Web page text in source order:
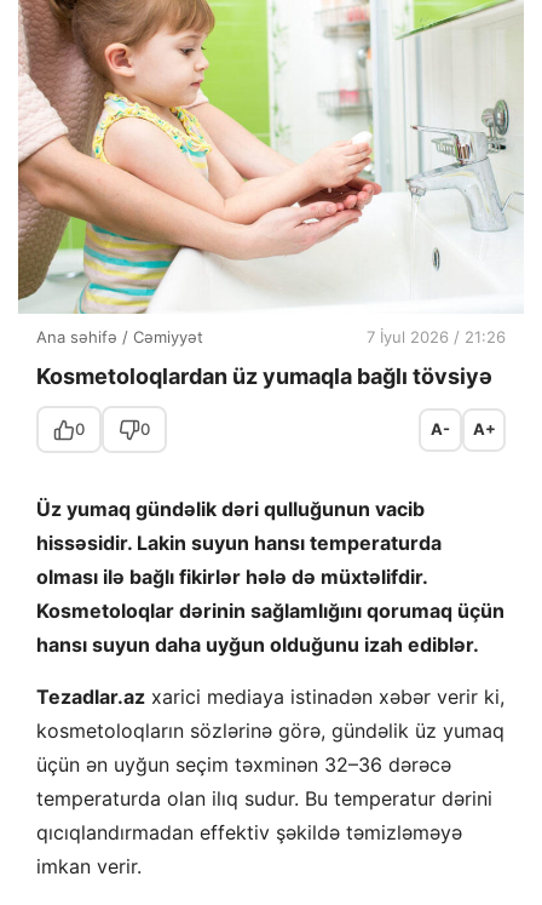
Ana səhifə / Cəmiyyət 7 İyul 2026 / 21:26
Kosmetoloqlardan üz yumaqla bağlı tövsiyə
0 0 A- A+
Üz yumaq gündəlik dəri qulluğunun vacib
hissəsidir. Lakin suyun hansı temperaturda
olması ilə bağlı fikirlər hələ də müxtəlifdir.
Kosmetoloqlar dərinin sağlamlığını qorumaq üçün
hansı suyun daha uyğun olduğunu izah ediblər.
Tezadlar.az xarici mediaya istinadən xəbər verir ki,
kosmetoloqların sözlərinə görə, gündəlik üz yumaq
üçün ən uyğun seçim təxminən 32–36 dərəcə
temperaturda olan ilıq sudur. Bu temperatur dərini
qıcıqlandırmadan effektiv şəkildə təmizləməyə
imkan verir.